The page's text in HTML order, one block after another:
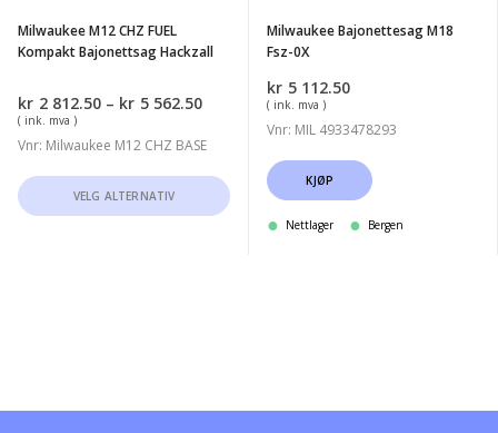
Milwaukee M12 CHZ FUEL
Kompakt Bajonettsag Hackzall
kr 2 812.50 – kr 5 562.50Prisområde:
812.50
kr5
562.50
( ink. mva )
Vnr: Milwaukee M12 CHZ BASE
VELG ALTERNATIV
Dette
produktet
på
Milwaukee Bajonettesag M18
Fsz-0X
kr 5 112.50
( ink. mva )
Vnr: MIL 4933478293
KJØP
Nettlager Bergen